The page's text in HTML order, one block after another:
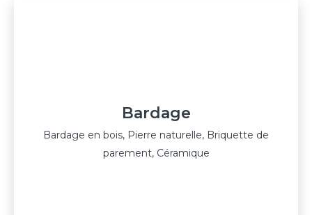
Bardage
Bardage en bois, Pierre naturelle, Briquette de
parement, Céramique